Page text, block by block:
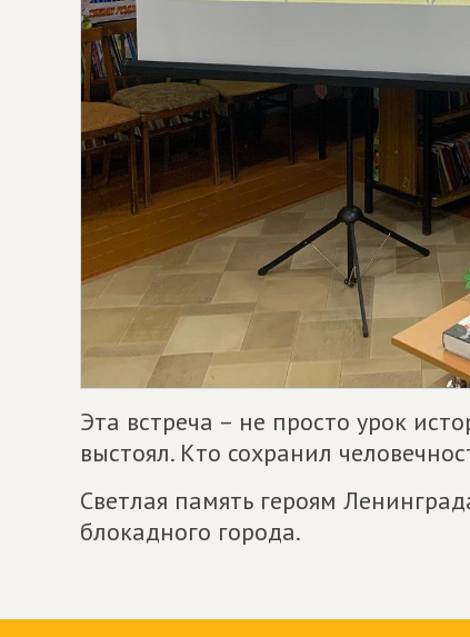
Эта встреча – не просто урок
выстоял. Кто сохранил
Светлая память героям
блокадного города.